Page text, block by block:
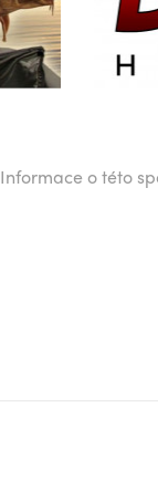
Informace o této